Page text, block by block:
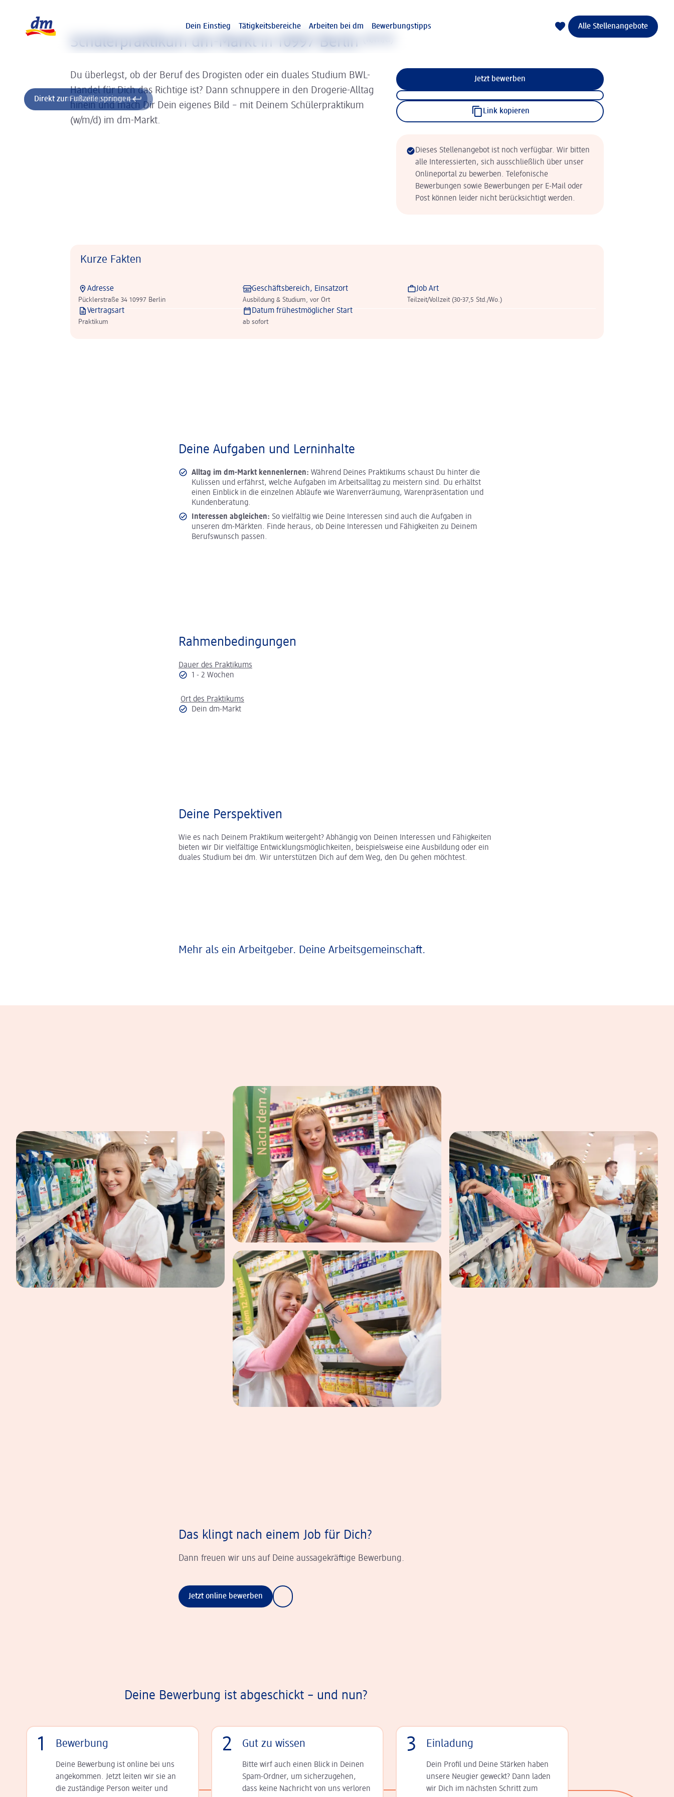
Direkt zum Inhalt springen
Direkt zur Fußzeile springen
Dein Einstieg
Tätigkeitsbereiche Arbeiten bei dm Bewerbungstipps Alle Stellenangebote
Schülerpraktikum dm-Markt in 10997 Berlin
Du überlegst, ob der Beruf des Drogisten oder ein duales Studium BWL-
Handel für Dich das Richtige ist? Dann schnuppere in den Drogerie-Alltag
hinein und mach Dir Dein eigenes Bild – mit Deinem Schülerpraktikum
(w/m/d) im dm-Markt.
Jetzt bewerben
Link kopieren
Dieses Stellenangebot ist noch verfügbar. Wir bitten
alle Interessierten, sich ausschließlich über unser
Onlineportal zu bewerben. Telefonische
Bewerbungen sowie Bewerbungen per E-Mail oder
Post können leider nicht berücksichtigt werden.
Kurze Fakten
Adresse
Pücklerstraße 34 10997 Berlin
Geschäftsbereich, Einsatzort
Ausbildung & Studium, vor Ort
Job Art
Teilzeit/Vollzeit (30-37,5 Std./Wo.)
Vertragsart
Praktikum
Datum frühestmöglicher Start
ab sofort
Deine Aufgaben und Lerninhalte
Alltag im dm-Markt kennenlernen: Während Deines Praktikums schaust Du hinter die
Kulissen und erfährst, welche Aufgaben im Arbeitsalltag zu meistern sind. Du erhältst
einen Einblick in die einzelnen Abläufe wie Warenverräumung, Warenpräsentation und
Kundenberatung.
Interessen abgleichen: So vielfältig wie Deine Interessen sind auch die Aufgaben in
unseren dm-Märkten. Finde heraus, ob Deine Interessen und Fähigkeiten zu Deinem
Berufswunsch passen.
Rahmenbedingungen
Dauer des Praktikums
1 - 2 Wochen
Ort des Praktikums
Dein dm-Markt
Deine Perspektiven
Wie es nach Deinem Praktikum weitergeht? Abhängig von Deinen Interessen und Fähigkeiten
bieten wir Dir vielfältige Entwicklungsmöglichkeiten, beispielsweise eine Ausbildung oder ein
duales Studium bei dm. Wir unterstützen Dich auf dem Weg, den Du gehen möchtest.
Mehr als ein Arbeitgeber. Deine Arbeitsgemeinschaft.
Das klingt nach einem Job für Dich?
Dann freuen wir uns auf Deine aussagekräftige Bewerbung.
Jetzt online bewerben
Deine Bewerbung ist abgeschickt – und nun?
1 Bewerbung
Deine Bewerbung ist online bei uns
angekommen. Jetzt leiten wir sie an
die zu­stän­dige Person weiter und
2 Gut zu wissen
Bitte wirf auch einen Blick in Deinen
Spam-Ordner, um sicherzugehen,
dass keine Nachricht von uns verloren
3 Einladung
Dein Profil und Deine Stär­ken haben
unsere Neugier geweckt? Dann laden
wir Dich im nächsten Schritt zum